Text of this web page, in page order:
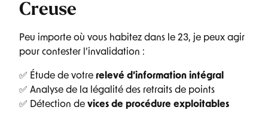
Creuse
Peu importe où vous habitez dans le 23, je peux agir
pour contester l’invalidation :
✅ Étude de votre relevé d’information intégral
✅ Analyse de la légalité des retraits de points
✅ Détection de vices de procédure exploitables